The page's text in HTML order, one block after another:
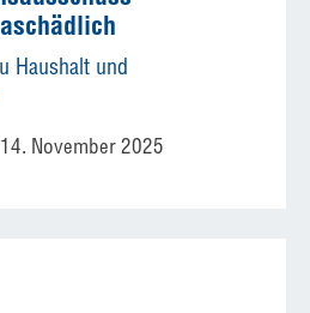
Haushalt und
14. November 2025